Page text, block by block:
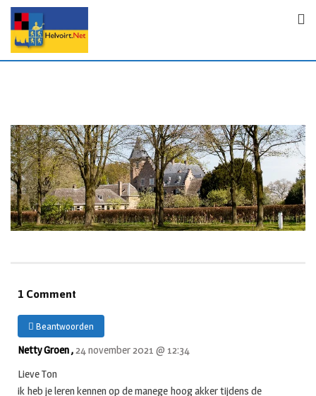
1 Comment
Beantwoorden
Netty Groen ,24 november 2021 @ 12:34
Lieve Ton
ik heb je leren kennen op de manege hoog akker tijdens de